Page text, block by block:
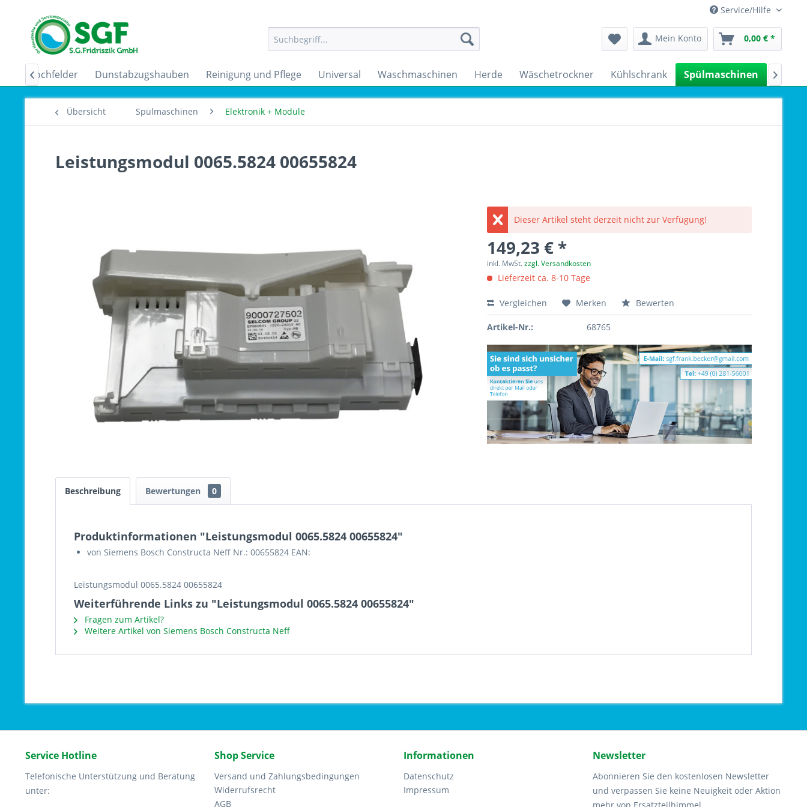
Service/Hilfe
Mein Konto 0,00 € *
Dunstabzugshauben Reinigung und Pflege Universal Waschmaschinen Herde Wäschetrockner Kühlschrank Spülmaschinen
 
Übersicht Spülmaschinen Elektronik + Module
Leistungsmodul 0065.5824 00655824
Dieser Artikel steht derzeit nicht zur Verfügung!
149,23 € *
inkl. MwSt.zzgl. Versandkosten
Lieferzeit ca. 8-10 Tage
Vergleichen Merken Bewerten
Artikel-Nr.: 68765
Beschreibung Bewertungen 0
Produktinformationen "Leistungsmodul 0065.5824 00655824"
von Siemens Bosch Constructa Neff Nr.: 00655824 EAN:
Leistungsmodul 0065.5824 00655824
Weiterführende Links zu "Leistungsmodul 0065.5824 00655824"
Fragen zum Artikel?
Weitere Artikel von Siemens Bosch Constructa Neff
Service Hotline
Telefonische Unterstützung und Beratung
unter:
Shop Service
Versand und Zahlungsbedingungen
Widerrufsrecht
AGB
Informationen
Datenschutz
Impressum
Newsletter
Abonnieren Sie den kostenlosen Newsletter
und verpassen Sie keine Neuigkeit oder Aktion